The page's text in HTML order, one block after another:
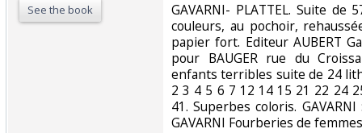
See the book
‎GAVARNI- PLATTEL. Suite
couleurs, au pochoir,
papier fort. Editeur AUBERT
pour BAUGER rue du
enfants terribles suite de 24
2 3 4 5 6 7 12 14 15 21 22 24
41. Superbes coloris.
GAVARNI Fourberies de